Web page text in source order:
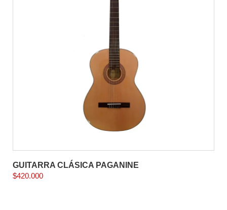
GUITARRA CLÁSICA PAGANINE
$420.000